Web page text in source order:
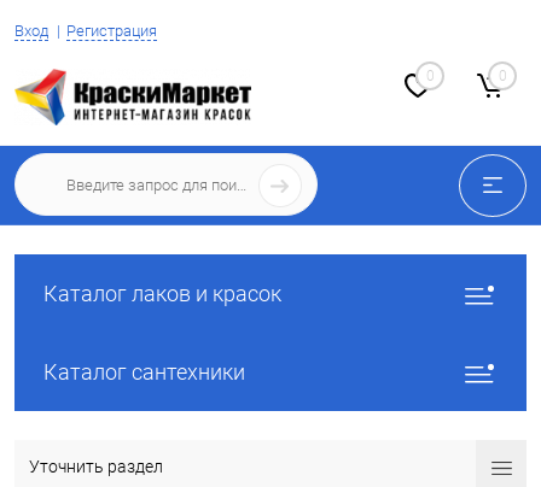
Вход Регистрация
0 0
Каталог лаков и красок
Каталог сантехники
Уточнить раздел